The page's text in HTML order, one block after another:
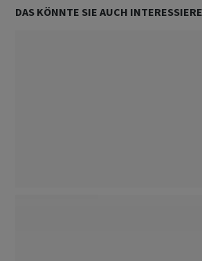
DAS KÖNNTE SIE AUCH